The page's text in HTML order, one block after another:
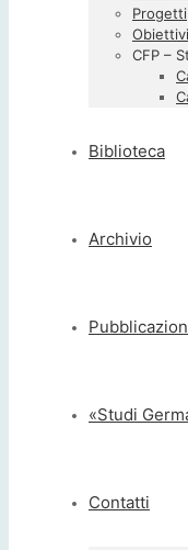
Progetti
CFP –
Biblioteca
Archivio
«Studi
Contatti